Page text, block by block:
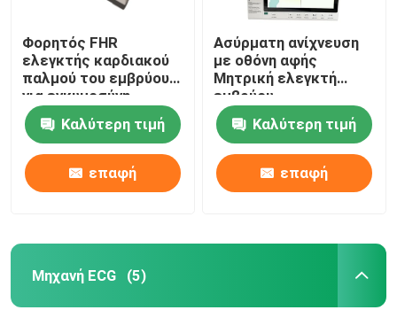
Φορητός FHR
ελεγκτής καρδιακού
παλμού του εμβρύου
για εγκυμοσύνη
Καλύτερη τιμή
επαφή
Ασύρματη ανίχνευση
με οθόνη αφής
Μητρική ελεγκτή
εμβρύου
Καλύτερη τιμή
επαφή
Μηχανή ECG (5)